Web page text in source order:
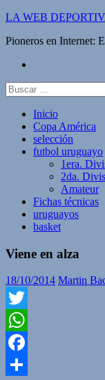
Saltar
contenido
LA WEB
Pioneros en Internet:
Buscar:
Inicio
Copa América
selección
futbol uruguayo
1era.
2da.
Amateur
Fichas técnicas
uruguayos
basket
Viene en alza
18/10/2014 Martin
Twitter
WhatsApp
Facebook